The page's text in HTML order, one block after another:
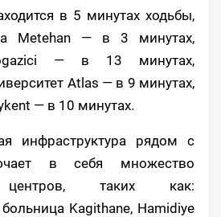
в 5 минутах ходьбы,
Metehan — в 3 минутах,
— в 13 минутах,
Atlas — в 9 минутах,
— в 10 минутах.
инфраструктура рядом с
в себя множество
центров, таких как:
Kagithane, Hamidiye